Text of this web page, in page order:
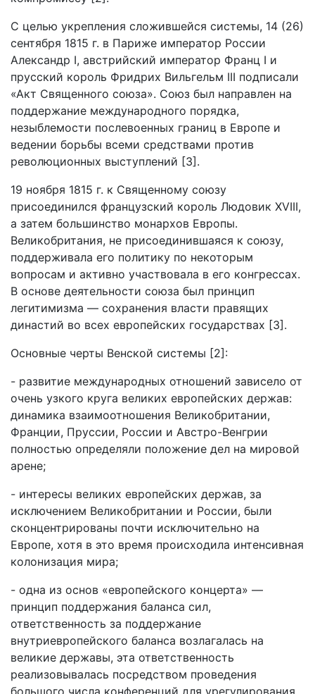
С целью укрепления сложившейся системы, 14 (26)
сентября 1815 г. в Париже император России
Александр I, австрийский император Франц I и
прусский король Фридрих Вильгельм III подписали
«Акт Священного союза». Союз был направлен на
поддержание международного порядка,
незыблемости послевоенных границ в Европе и
ведении борьбы всеми средствами против
революционных выступлений [3].
19 ноября 1815 г. к Священному союзу
присоединился французский король Людовик XVIII,
а затем большинство монархов Европы.
Великобритания, не присоединившаяся к союзу,
поддерживала его политику по некоторым
вопросам и активно участвовала в его конгрессах.
В основе деятельности союза был принцип
легитимизма — сохранения власти правящих
династий во всех европейских государствах [3].
Основные черты Венской системы [2]:
- развитие международных отношений зависело от
очень узкого круга великих европейских держав:
динамика взаимоотношения Великобритании,
Франции, Пруссии, России и Австро-Венгрии
полностью определяли положение дел на мировой
арене;
- интересы великих европейских держав, за
исключением Великобритании и России, были
сконцентрированы почти исключительно на
Европе, хотя в это время происходила интенсивная
колонизация мира;
- одна из основ «европейского концерта» —
принцип поддержания баланса сил,
ответственность за поддержание
внутриевропейского баланса возлагалась на
великие державы, эта ответственность
реализовывалась посредством проведения
большого числа конференций для урегулирования